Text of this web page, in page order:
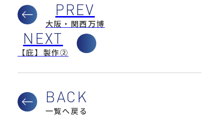
大阪・関西万博
【庇】製作②
一覧へ戻る